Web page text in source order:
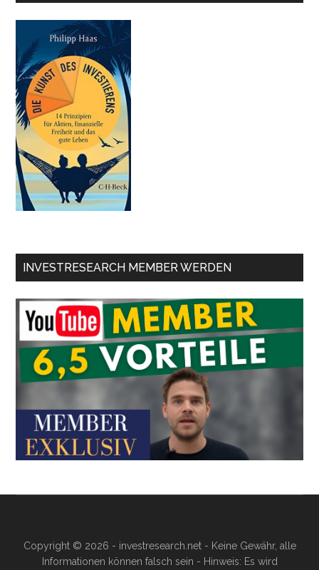
INVESTRESEARCH MEMBER WERDEN
Copyright © 2026 - investresearch.net - Keine Gewähr, alle
Informationen können falsch sein - Hinweis: Es wird